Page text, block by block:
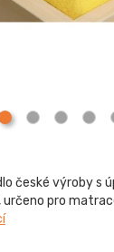
české výroby s
pro